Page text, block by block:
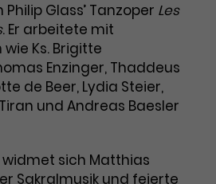
wiedererkannt werden,
wird Zugang zu
Bereichen gewährt.
Cookie wird von Google
installiert. Das Cookie
um
, Sitzungs- und
zu berechnen
Nutzung der Website für
der Website zu
alle Scripte, die es uns
unserer
zu analysieren und
Außerdem helfen sie
und Inhalte besser auf
Nutzer abzustimmen.
Ads
Philip Glassʼ Tanzoper Les
. Er arbeitete mit
Ks. Brigitte
Enzinger, Thaddeus
de Beer, Lydia Steier,
und Andreas Baesler
widmet sich Matthias
Sakralmusik und feierte